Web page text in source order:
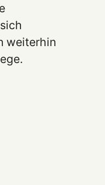
weiterhin